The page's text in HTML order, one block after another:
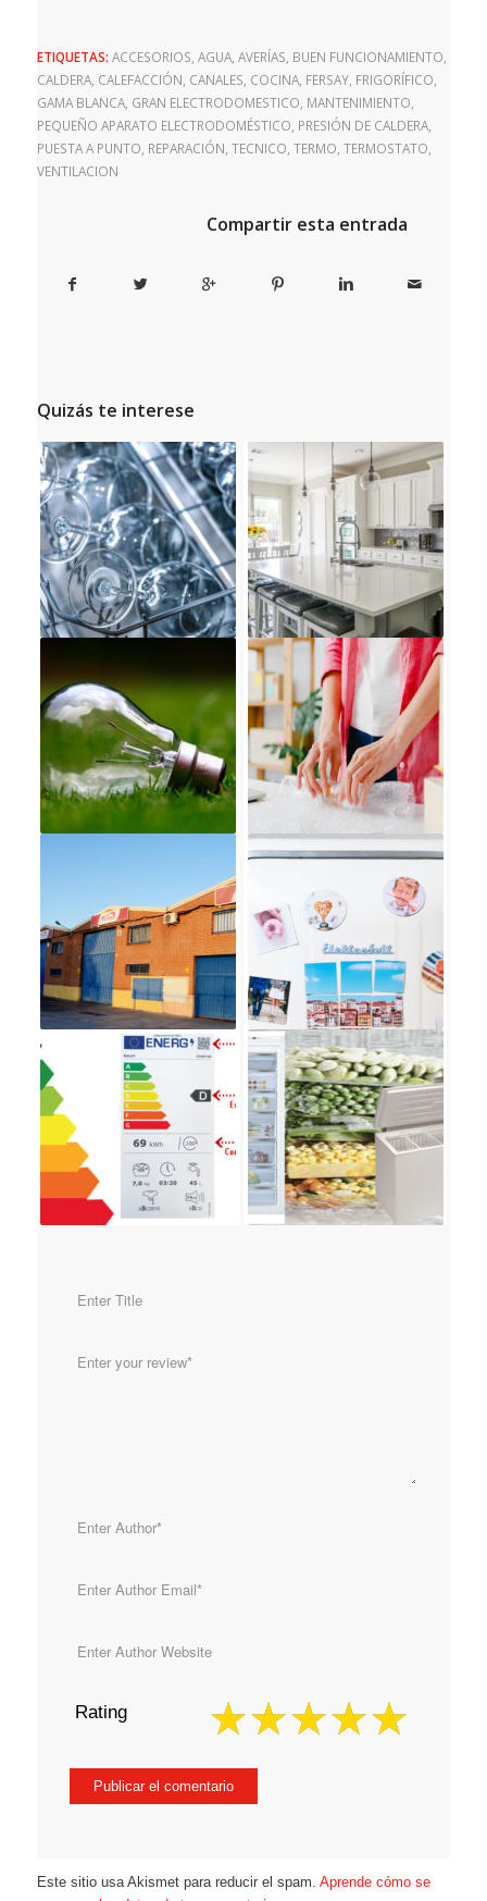
ETIQUETAS: ACCESORIOS AGUA, AVERÍAS BUEN FUNCIONAMIENTO
CALDERA, CALEFACCIÓN CANALES COCINA, FERSAY, FRIGORÍFICO
GAMA BLANCA, GRAN ELECTRODOMESTICO MANTENIMIENTO
PEQUEÑO APARATO ELECTRODOMÉSTICO PRESIÓN DE CALDERA,
PUESTA A PUNTO REPARACIÓN TECNICO TERMO TERMOSTATO
VENTILACION
Compartir esta entrada
Quizás te interese
Rating
Este sitio usa Akismet para reducir el spam. Aprende cómo se